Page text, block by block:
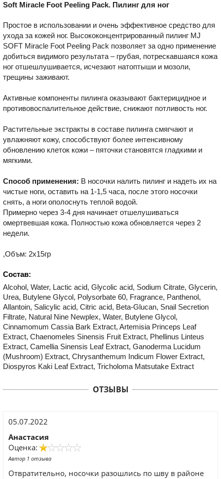
Soft Miracle Foot Peeling Pack. Пилинг для ног
Простое в использовании и очень эффективное средство для
ухода за кожей ног. Высококонцентрированный пилинг MJ
SOFT Miracle Foot Peeling Pack позволяет за одно применение
добиться видимого результата – грубая, потрескавшаяся кожа
ног отшешлушивается, исчезают натоптыши и мозоли,
трещины заживают.
Активные компоненты пилинга оказывают бактерицидное и
противовоспалительное действие, снижают потливость ног.
Растительные экстракты в составе пилинга смягчают и
увлажняют кожу, способствуют более интенсивному
обновлению клеток кожи – пяточки становятся гладкими и
мягкими.
Способ применения: В носочки налить пилинг и надеть их на
чистые ноги, оставить на 1-1,5 часа, после этого носочки
снять, а ноги ополоснуть теплой водой.
Примерно через 3-4 дня начинает отшелушиваться
омертвевшая кожа. Полностью кожа обновляется через 2
недели.
,Объм: 2х15гр
Состав:
Alcohol, Water, Lactic acid, Glycolic acid, Sodium Citrate, Glycerin,
Urea, Butylene Glycol, Polysorbate 60, Fragrance, Panthenol,
Allantoin, Salicylic acid, Citric acid, Beta-Glucan, Snail Secretion
Filtrate, Natural Nine Newplex, Water, Butylene Glycol,
Cinnamomum Cassia Bark Extract, Artemisia Princeps Leaf
Extract, Chaenomeles Sinensis Fruit Extract, Phellinus Linteus
Extract, Camellia Sinensis Leaf Extract, Ganoderma Lucidum
(Mushroom) Extract, Chrysanthemum Indicum Flower Extract,
Diospyros Kaki Leaf Extract, Tricholoma Matsutake Extract
ОТЗЫВЫ
05.07.2022
Анастасия
Оценка:
Автор 1 отзыва
Отвратительно, носочки разошлись по шву в районе